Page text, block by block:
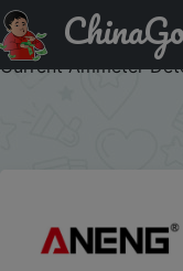
Купить: ANENG
Professional 1999
Current Ammeter